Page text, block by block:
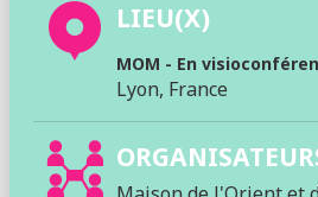
LIEU(X)
MOM - En
Lyon, France